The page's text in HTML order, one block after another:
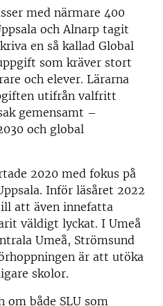
med närmare 400
och Alnarp tagit
en så kallad Global
som kräver stort
och elever. Lärarna
utifrån valfritt
gemensamt –
och global
2020 med fokus på
Inför läsåret 2022
att även innefatta
väldigt lyckat. I Umeå
Umeå, Strömsund
är att utöka
skolor.
om både SLU som